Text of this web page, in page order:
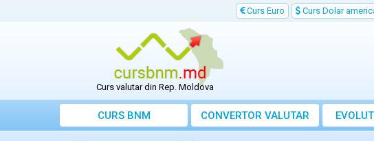
Curs Euro Curs Dolar
Curs valutar din Rep. Moldova
CURS BNM CONVERTOR VALUTAR